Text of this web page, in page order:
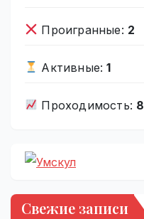
Проигранные: 2
Активные:1
Проходимость:
Свежие записи